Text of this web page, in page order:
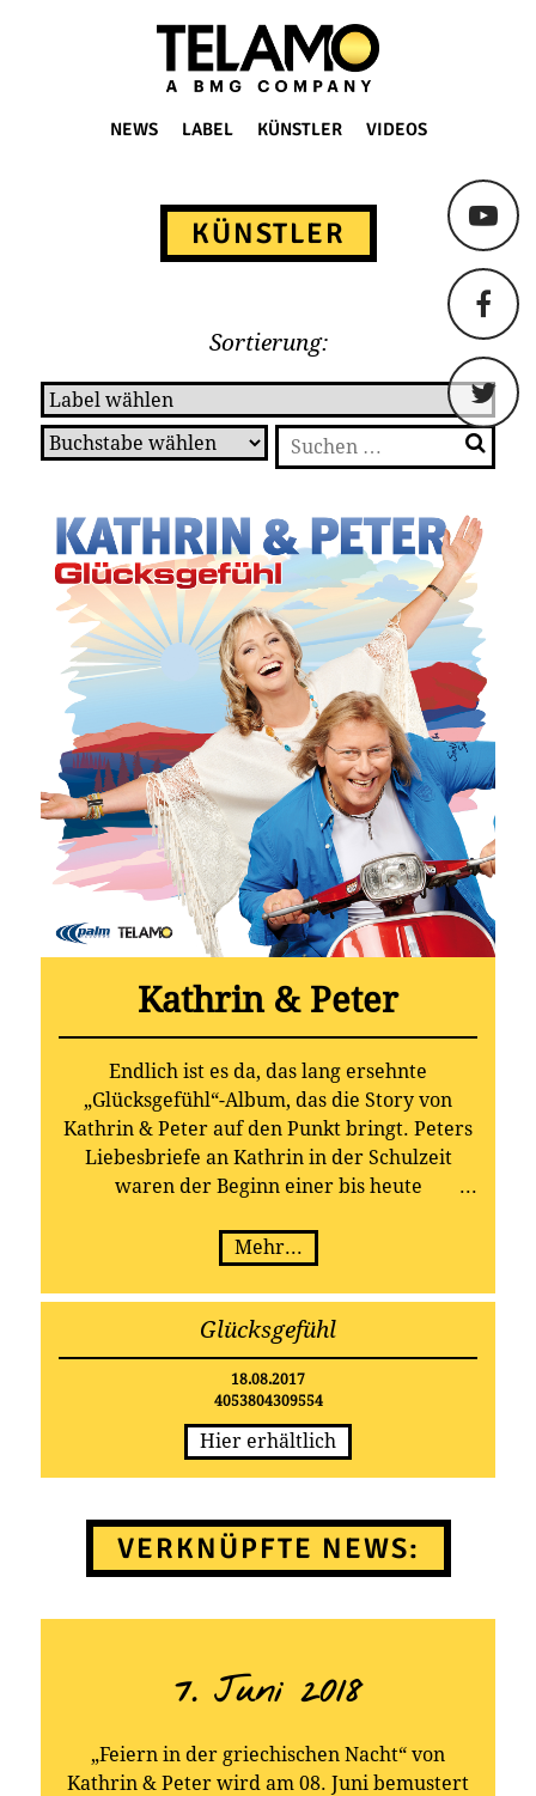
TELAMO
NEWS LABEL KÜNSTLER VIDEOS
KÜNSTLER
Sortierung:
Suchen
nach:
Kathrin & Peter
Endlich ist es da, das lang ersehnte
„Glücksgefühl“-Album, das die Story von
Kathrin & Peter auf den Punkt bringt. Peters
Liebesbriefe an Kathrin in der Schulzeit
waren der Beginn einer bis heute
Erfolgsgeschichte, die das Dreamteam jetzt
mit dem brandneuen Longplayer krönt: Das
Album „Glücksgefühl“ erscheint am 18.
August 2017 bei TELAMO.
Mehr...
Glücksgefühl
18.08.2017
4053804309554
Hier erhältlich
VERKNÜPFTE NEWS:
7. Juni 2018
„Feiern in der griechischen Nacht“ von
Kathrin & Peter wird am 08. Juni bemustert